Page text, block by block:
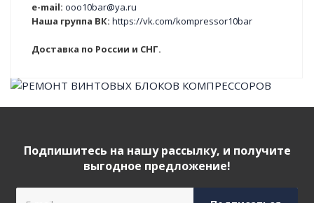
e-mail: ooo10bar@ya.ru
Наша группа ВК: https://vk.com/kompressor10bar
Доставка по России и СНГ.
Подпишитесь на нашу рассылку, и получите
выгодное предложение!